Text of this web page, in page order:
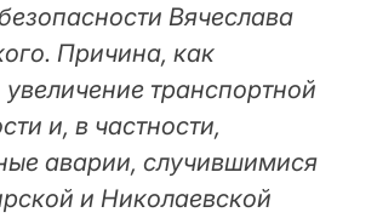
Вячеслава
Причина, как
увеличение транспортной
и, в частности,
аварии, случившимися
и Николаевской